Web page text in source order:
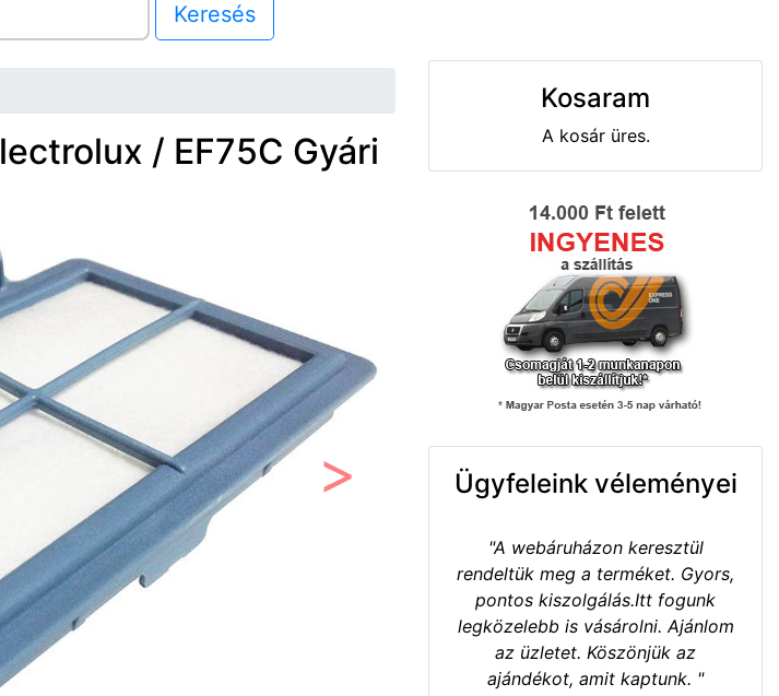
Keresés
/ EF75C Gyári
Kosaram
A kosár üres.
Ügyfeleink véleményei
"A webáruházon keresztül
rendeltük meg a terméket. Gyors,
pontos kiszolgálás.Itt fogunk
legközelebb is vásárolni. Ajánlom
az üzletet. Köszönjük az
ajándékot, amit kaptunk. "